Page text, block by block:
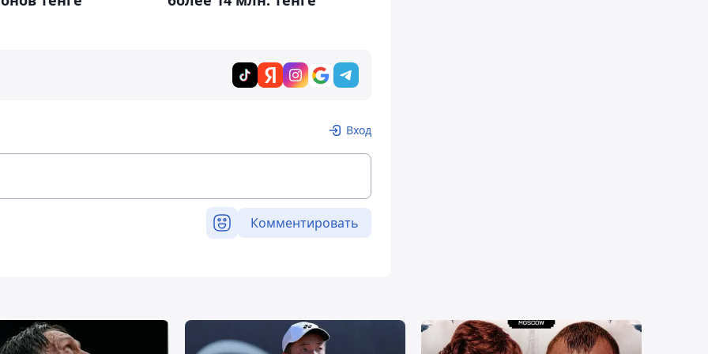
Вход
Комментировать